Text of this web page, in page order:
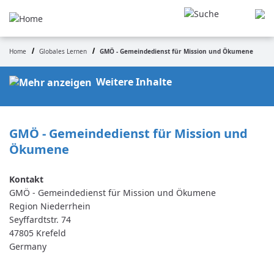
content
Breadcrumb
Home Globales Lernen GMÖ - Gemeindedienst für Mission und Ökumene
Weitere Inhalte
GMÖ - Gemeindedienst für Mission und
Ökumene
GMÖ - Gemeindedienst für Mission und Ökumene
Region Niederrhein
Seyffardtstr. 74
47805 Krefeld
Germany